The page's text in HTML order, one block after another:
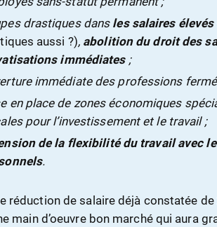
drastiques dansles salaires élevés
aussi ?), abolition du droit des
immédiates;
immédiate des professions
en place de zones économiques
pour l’investissement et le travail ;
de la flexibilité du travail avec
.
réduction de salaire déjà constatée de
main d’oeuvre bon marché qui aura